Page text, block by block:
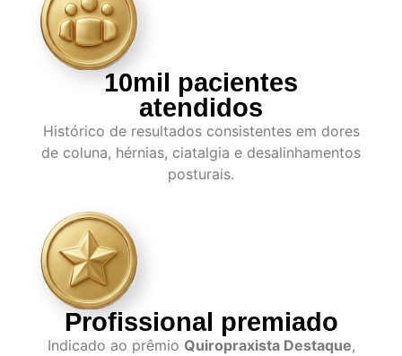
10mil pacientes
atendidos
Histórico de resultados consistentes em dores
de coluna, hérnias, ciatalgia e desalinhamentos
posturais.
Profissional premiado
Indicado ao prêmio Quiropraxista Destaque,